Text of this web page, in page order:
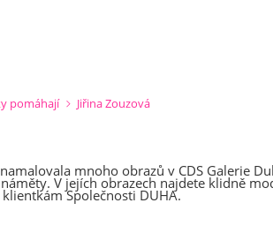
pomáhají Jiřina Zouzová
mnoho obrazů v CDS Galerie
V jejích obrazech najdete klidně
Společnosti DUHA.